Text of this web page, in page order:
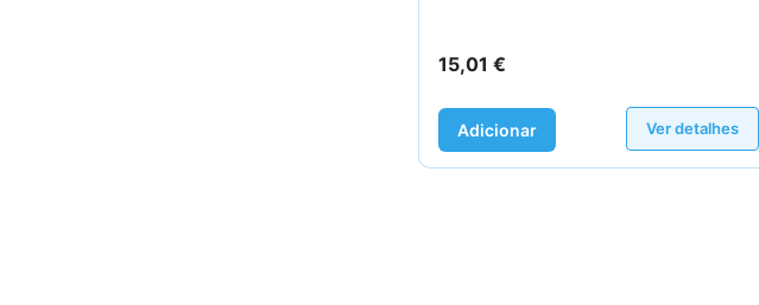
15,01 €
Adicionar Ver detalhes